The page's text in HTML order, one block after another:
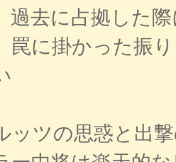
過去に占拠した
罠に掛かった振
ッツの思惑と出